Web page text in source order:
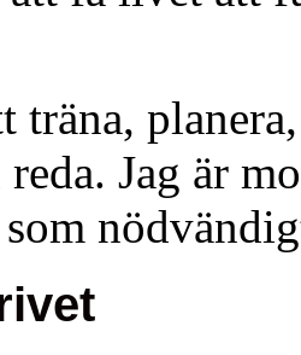
träna,
Jag är